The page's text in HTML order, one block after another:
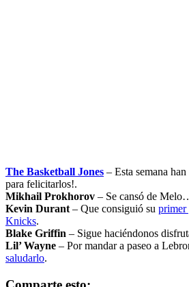
The Basketball Jones – Esta semana
para felicitarlos!.
Mikhail Prokhorov – Se cansó de
Kevin Durant – Que consiguió su primer
Knicks.
Blake Griffin – Sigue haciéndonos
Lil’ Wayne – Por mandar a paseo a
saludarlo.